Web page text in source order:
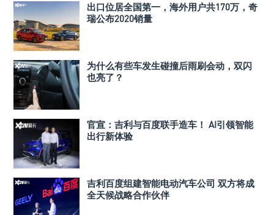
出口位居全国第一，海外用户共170万，奇
瑞公布2020销量
为什么有些车发生碰撞后雨刷会动，双闪
也亮了？
官宣：吉利与百度联手造车！ AI引领智能
出行新体验
吉利百度组建智能电动汽车公司 双方将成
全天候战略合作伙伴